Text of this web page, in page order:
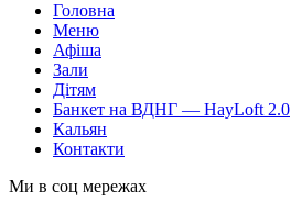
Головна
Меню
Афіша
Зали
Дітям
Банкет на ВДНГ — HayLoft 2.0
Кальян
Контакти
Ми в соц мережах